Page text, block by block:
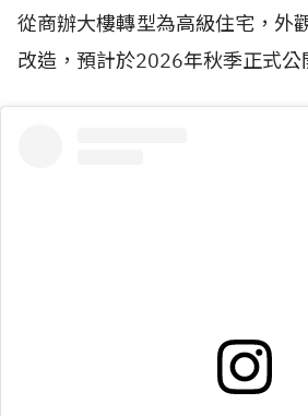
從商辦大樓轉型為高級住宅，外
改造，預計於2026年秋季正式公